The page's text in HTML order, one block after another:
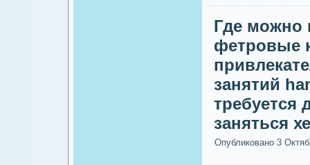
Где можно
фетровые
занятий
требуется
заняться
Опубликовано 3